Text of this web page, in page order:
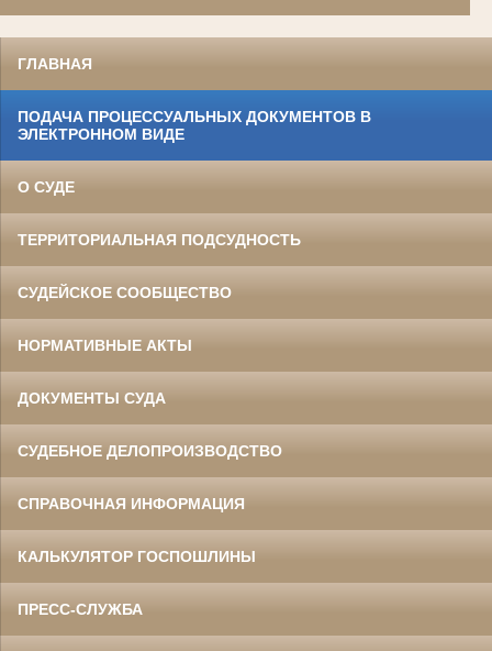
ГЛАВНАЯ
ПОДАЧА ПРОЦЕССУАЛЬНЫХ ДОКУМЕНТОВ В
ЭЛЕКТРОННОМ ВИДЕ
О СУДЕ
ТЕРРИТОРИАЛЬНАЯ ПОДСУДНОСТЬ
СУДЕЙСКОЕ СООБЩЕСТВО
НОРМАТИВНЫЕ АКТЫ
ДОКУМЕНТЫ СУДА
СУДЕБНОЕ ДЕЛОПРОИЗВОДСТВО
СПРАВОЧНАЯ ИНФОРМАЦИЯ
КАЛЬКУЛЯТОР ГОСПОШЛИНЫ
ПРЕСС-СЛУЖБА